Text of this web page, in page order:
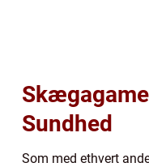
Sundhed
Som med ethvert